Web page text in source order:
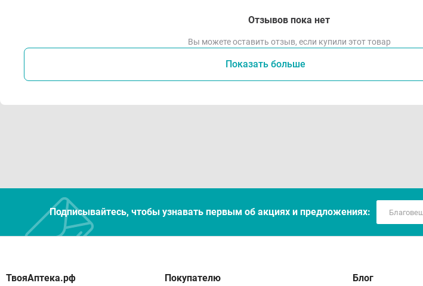
Отзывов пока нет
Вы можете оставить отзыв, если купили этот товар
Показать больше
Подписывайтесь, чтобы узнавать первым об акцияx и предложениях:
Покупателю Блог